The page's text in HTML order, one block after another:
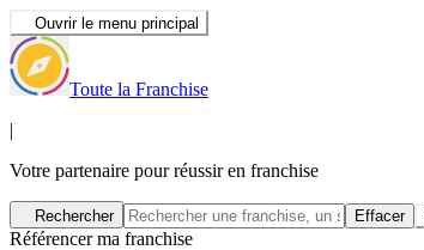
Ouvrir le menu principal
Toute la Franchise
|
Votre partenaire pour réussir en franchise
Rechercher Effacer
Référencer ma franchise